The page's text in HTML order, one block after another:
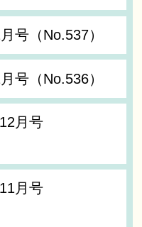
号（No.537）
号（No.536）
月号
月号